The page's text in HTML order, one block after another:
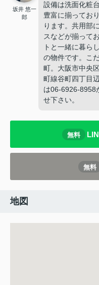
坂井 悠一
郎
設備は洗面化粧
豊富に揃ってお
ります。共用部
スなどが揃って
トと一緒に暮ら
の物件です。こ
町。大阪市中央
町線谷町四丁目
は06-6926-8958
せ下さい。
無料
無料
地図